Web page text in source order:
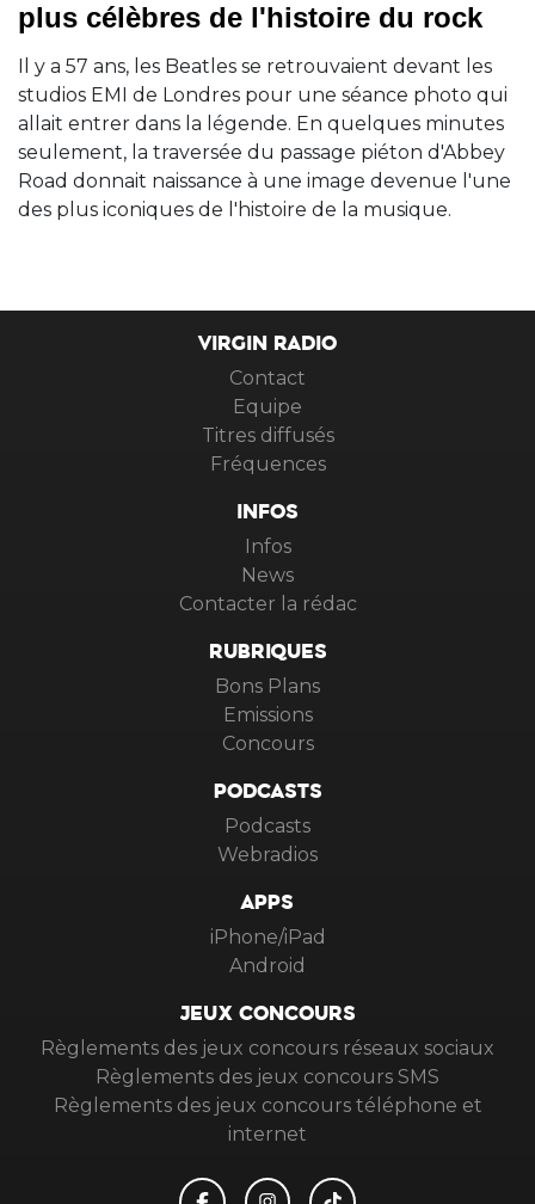
plus célèbres de l'histoire du rock
Il y a 57 ans, les Beatles se retrouvaient devant les
studios EMI de Londres pour une séance photo qui
allait entrer dans la légende. En quelques minutes
seulement, la traversée du passage piéton d'Abbey
Road donnait naissance à une image devenue l'une
des plus iconiques de l'histoire de la musique.
VIRGIN RADIO
Contact
Equipe
Titres diffusés
Fréquences
INFOS
Infos
News
Contacter la rédac
RUBRIQUES
Bons Plans
Emissions
Concours
PODCASTS
Podcasts
Webradios
APPS
iPhone/iPad
Android
JEUX CONCOURS
Règlements des jeux concours réseaux sociaux
Règlements des jeux concours SMS
Règlements des jeux concours téléphone et
internet